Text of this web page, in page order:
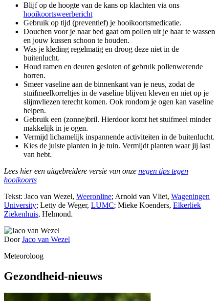
Blijf op de hoogte van de kans op klachten via ons
hooikoortsweerbericht
Gebruik op tijd (preventief) je hooikoortsmedicatie.
Douchen voor je naar bed gaat om pollen uit je haar te wassen
en jouw kussen schoon te houden.
Was je kleding regelmatig en droog deze niet in de
buitenlucht.
Houd ramen en deuren gesloten of gebruik pollenwerende
horren.
Smeer vaseline aan de binnenkant van je neus, zodat de
stuifmeelkorreltjes in de vaseline blijven kleven en niet op je
slijmvliezen terecht komen. Ook rondom je ogen kan vaseline
helpen.
Gebruik een (zonne)bril. Hierdoor komt het stuifmeel minder
makkelijk in je ogen.
Vermijd lichamelijk inspannende activiteiten in de buitenlucht.
Kies de juiste planten in je tuin. Vermijdt planten waar jij last
van hebt.
Lees hier een uitgebreidere versie van onze negen tips tegen
hooikoorts
Tekst: Jaco van Wezel, Weeronline; Arnold van Vliet, Wageningen
University; Letty de Weger, LUMC; Mieke Koenders, Elkerliek
Ziekenhuis, Helmond.
DoorJaco van Wezel
Meteoroloog
Gezondheid-nieuws